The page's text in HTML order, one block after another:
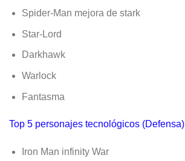
Spider-Man mejora de stark
Star-Lord
Darkhawk
Warlock
Fantasma
Top 5 personajes tecnológicos (Defensa)
Iron Man infinity War